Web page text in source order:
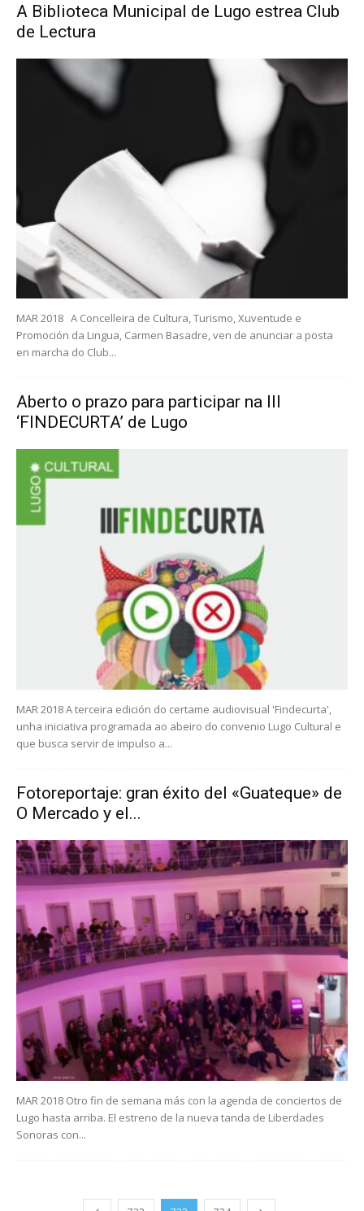
A Biblioteca Municipal de Lugo estrea Club
de Lectura
MAR 2018 A Concelleira de Cultura, Turismo, Xuventude e
Promoción da Lingua, Carmen Basadre, ven de anunciar a posta
en marcha do Club...
Aberto o prazo para participar na III
‘FINDECURTA’ de Lugo
MAR 2018 A terceira edición do certame audiovisual 'Findecurta',
unha iniciativa programada ao abeiro do convenio Lugo Cultural e
que busca servir de impulso a...
Fotoreportaje: gran éxito del «Guateque» de
O Mercado y el...
MAR 2018 Otro fin de semana más con la agenda de conciertos de
Lugo hasta arriba. El estreno de la nueva tanda de Liberdades
Sonoras con...